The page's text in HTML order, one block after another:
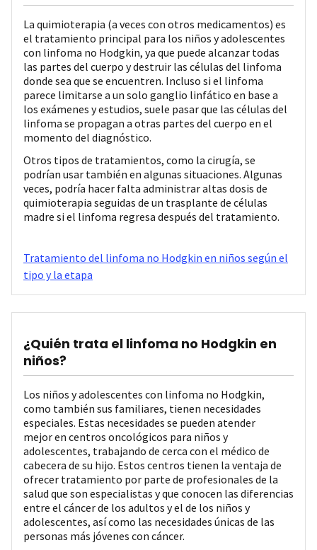
La quimioterapia (a veces con otros medicamentos) es
el tratamiento principal para los niños y adolescentes
con linfoma no Hodgkin, ya que puede alcanzar todas
las partes del cuerpo y destruir las células del linfoma
donde sea que se encuentren. Incluso si el linfoma
parece limitarse a un solo ganglio linfático en base a
los exámenes y estudios, suele pasar que las células del
linfoma se propagan a otras partes del cuerpo en el
momento del diagnóstico.
Otros tipos de tratamientos, como la cirugía, se
podrían usar también en algunas situaciones. Algunas
veces, podría hacer falta administrar altas dosis de
quimioterapia seguidas de un trasplante de células
madre si el linfoma regresa después del tratamiento.
Tratamiento del linfoma no Hodgkin en niños según el
tipo y la etapa
¿Quién trata el linfoma no Hodgkin en
niños?
Los niños y adolescentes con linfoma no Hodgkin,
como también sus familiares, tienen necesidades
especiales. Estas necesidades se pueden atender
mejor en centros oncológicos para niños y
adolescentes, trabajando de cerca con el médico de
cabecera de su hijo. Estos centros tienen la ventaja de
ofrecer tratamiento por parte de profesionales de la
salud que son especialistas y que conocen las diferencias
entre el cáncer de los adultos y el de los niños y
adolescentes, así como las necesidades únicas de las
personas más jóvenes con cáncer.